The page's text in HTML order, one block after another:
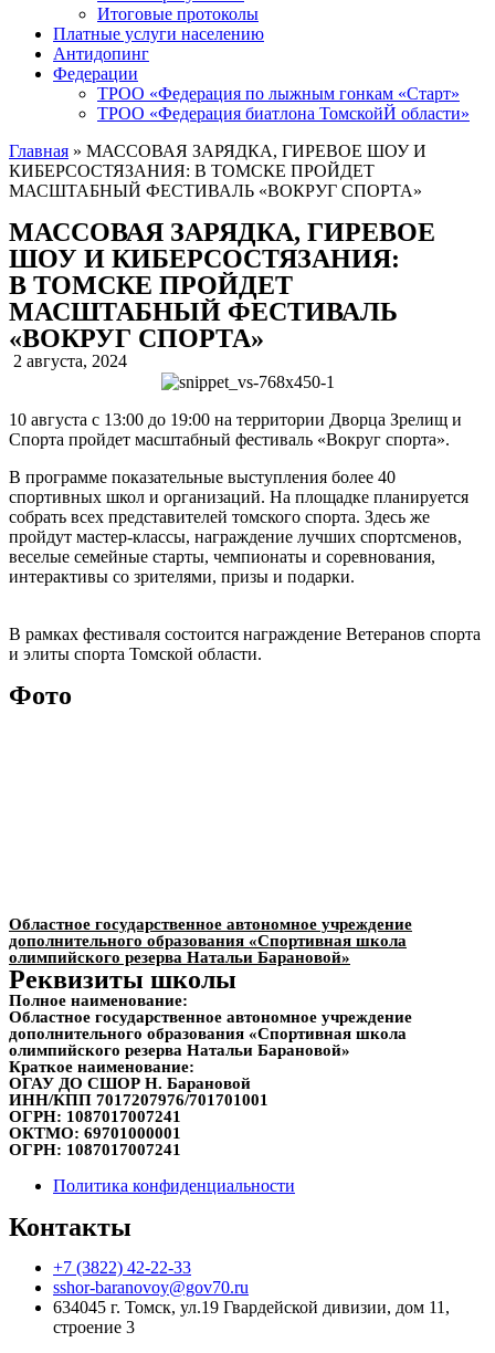
Итоговые протоколы
Платные услуги населению
Антидопинг
Федерации
ТРОО «Федерация по лыжным гонкам «Старт»
ТРОО «Федерация биатлона ТомскойЙ области»
Главная » МАССОВАЯ ЗАРЯДКА, ГИРЕВОЕ ШОУ И
КИБЕРСОСТЯЗАНИЯ: В ТОМСКЕ ПРОЙДЕТ
МАСШТАБНЫЙ ФЕСТИВАЛЬ «ВОКРУГ СПОРТА»
МАССОВАЯ ЗАРЯДКА, ГИРЕВОЕ
ШОУ И КИБЕРСОСТЯЗАНИЯ:
В ТОМСКЕ ПРОЙДЕТ
МАСШТАБНЫЙ ФЕСТИВАЛЬ
«ВОКРУГ СПОРТА»
2 августа, 2024
10 августа с 13:00 до 19:00 на территории Дворца Зрелищ и
Спорта пройдет масштабный фестиваль «Вокруг спорта».
В программе показательные выступления более 40
спортивных школ и организаций. На площадке планируется
собрать всех представителей томского спорта. Здесь же
пройдут мастер-классы, награждение лучших спортсменов,
веселые семейные старты, чемпионаты и соревнования,
интерактивы со зрителями, призы и подарки.
В рамках фестиваля состоится награждение Ветеранов спорта
и элиты спорта Томской области.
Фото
Областное государственное автономное учреждение
дополнительного образования «Спортивная школа
олимпийского резерва Натальи Барановой»
Реквизиты школы
Полное наименование:
Областное государственное автономное учреждение
дополнительного образования «Спортивная школа
олимпийского резерва Натальи Барановой»
Краткое наименование:
ОГАУ ДО СШОР Н. Барановой
ИНН/КПП 7017207976/701701001
ОГРН: 1087017007241
ОКТМО: 69701000001
ОГРН: 1087017007241
Политика конфиденциальности
Контакты
+7 (3822) 42-22-33
sshor-baranovoy@gov70.ru
634045 г. Томск, ул.19 Гвардейской дивизии, дом 11,
строение 3